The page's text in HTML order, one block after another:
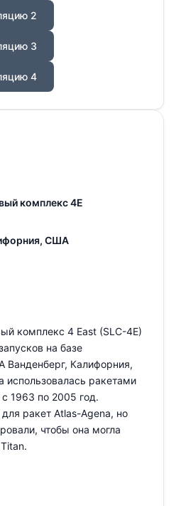
2
3
4
комплекс 4E
США
комплекс 4 East (SLC-4E)
на базе
Ванденберг, Калифорния,
ракетами
1963 по 2005 год.
ракет Atlas-Agena, но
чтобы она могла